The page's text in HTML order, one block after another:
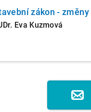
zákon -
Eva Kuzmová